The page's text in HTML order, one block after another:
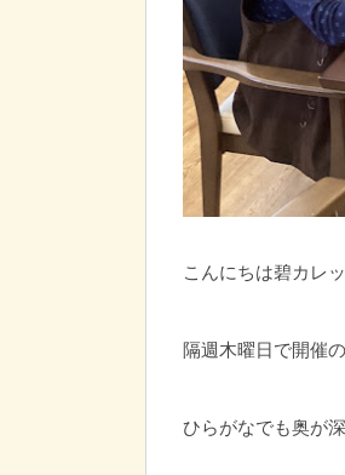
こんにちは碧カレッ
隔週木曜日で開催
ひらがなでも奥が